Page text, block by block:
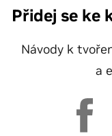
Přidej se ke
Návody k
a